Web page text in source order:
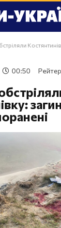
Костянтинівку:
00:50